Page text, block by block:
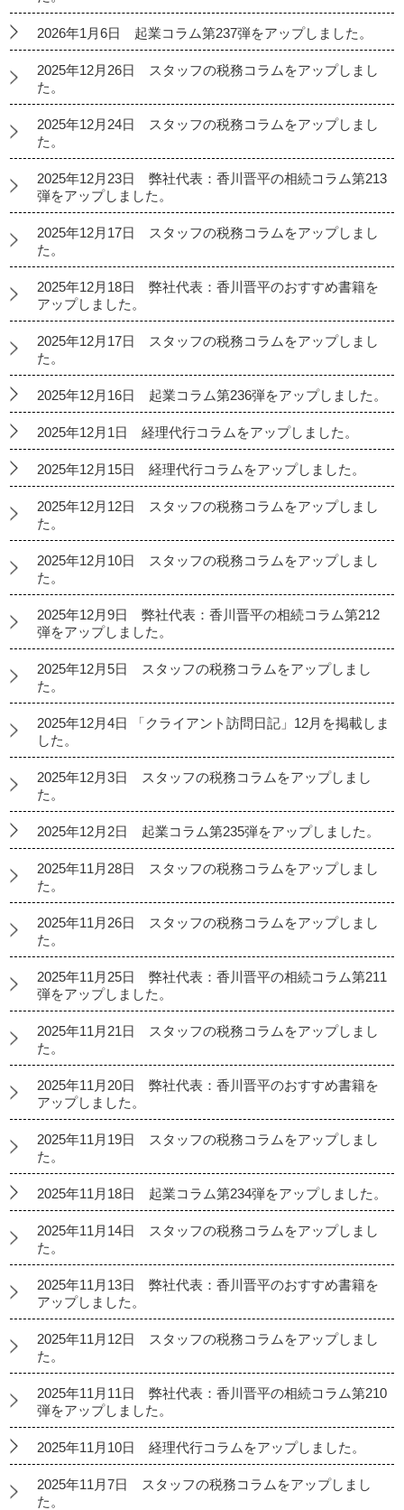
2026年1月6日 起業コラム第237弾をアップしました。
2025年12月26日 スタッフの税務コラムをアップしまし
た。
2025年12月24日 スタッフの税務コラムをアップしまし
た。
2025年12月23日 弊社代表：香川晋平の相続コラム第213
弾をアップしました。
2025年12月17日 スタッフの税務コラムをアップしまし
た。
2025年12月18日 弊社代表：香川晋平のおすすめ書籍を
アップしました。
2025年12月17日 スタッフの税務コラムをアップしまし
た。
2025年12月16日 起業コラム第236弾をアップしました。
2025年12月1日 経理代行コラムをアップしました。
2025年12月15日 経理代行コラムをアップしました。
2025年12月12日 スタッフの税務コラムをアップしまし
た。
2025年12月10日 スタッフの税務コラムをアップしまし
た。
2025年12月9日 弊社代表：香川晋平の相続コラム第212
弾をアップしました。
2025年12月5日 スタッフの税務コラムをアップしまし
た。
2025年12月4日 「クライアント訪問日記」12月を掲載しま
した。
2025年12月3日 スタッフの税務コラムをアップしまし
た。
2025年12月2日 起業コラム第235弾をアップしました。
2025年11月28日 スタッフの税務コラムをアップしまし
た。
2025年11月26日 スタッフの税務コラムをアップしまし
た。
2025年11月25日 弊社代表：香川晋平の相続コラム第211
弾をアップしました。
2025年11月21日 スタッフの税務コラムをアップしまし
た。
2025年11月20日 弊社代表：香川晋平のおすすめ書籍を
アップしました。
2025年11月19日 スタッフの税務コラムをアップしまし
た。
2025年11月18日 起業コラム第234弾をアップしました。
2025年11月14日 スタッフの税務コラムをアップしまし
た。
2025年11月13日 弊社代表：香川晋平のおすすめ書籍を
アップしました。
2025年11月12日 スタッフの税務コラムをアップしまし
た。
2025年11月11日 弊社代表：香川晋平の相続コラム第210
弾をアップしました。
2025年11月10日 経理代行コラムをアップしました。
2025年11月7日 スタッフの税務コラムをアップしまし
た。